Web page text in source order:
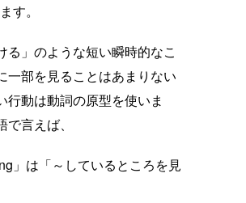
す。
る」のような短い瞬時的なこ
一部を見ることはあまりない
行動は動詞の原型を使いま
言えば、
」は「～しているところを見